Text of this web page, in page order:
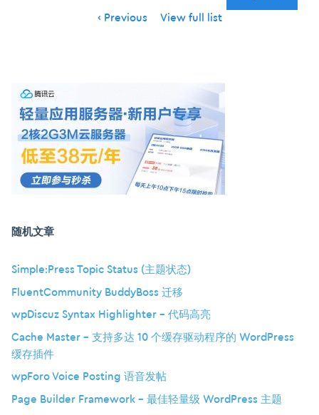
Previous View full list
随机文章
Simple:Press Topic Status (主题状态)
FluentCommunity BuddyBoss 迁移
wpDiscuz Syntax Highlighter – 代码高亮
Cache Master – 支持多达 10 个缓存驱动程序的 WordPress
缓存插件
wpForo Voice Posting 语音发帖
Page Builder Framework – 最佳轻量级 WordPress 主题